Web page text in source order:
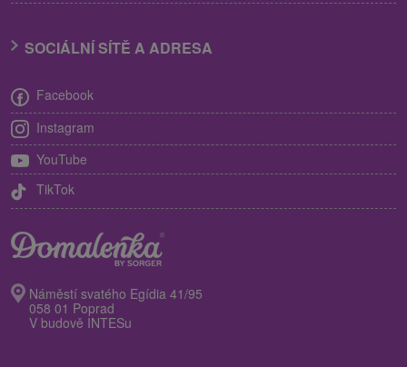
SOCIÁLNÍ SÍTĚ A ADRESA
Facebook
Instagram
YouTube
TikTok
Náměstí svatého Egídia 41/95
058 01 Poprad
V budově INTESu